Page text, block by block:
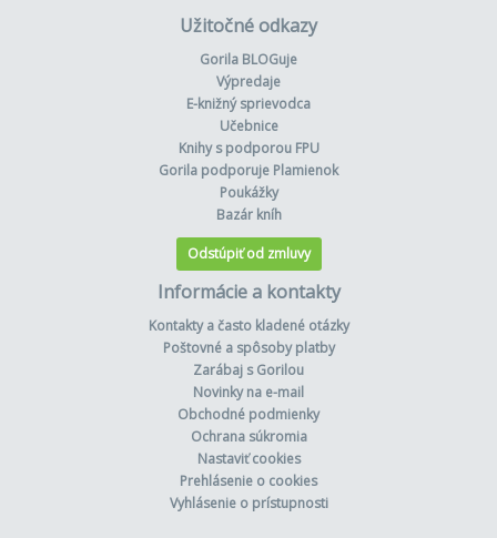
Užitočné odkazy
Gorila BLOGuje
Výpredaje
E-knižný sprievodca
Učebnice
Knihy s podporou FPU
Gorila podporuje Plamienok
Poukážky
Bazár kníh
Odstúpiť od zmluvy
Informácie a kontakty
Kontakty a často kladené otázky
Poštovné a spôsoby platby
Zarábaj s Gorilou
Novinky na e-mail
Obchodné podmienky
Ochrana súkromia
Nastaviť cookies
Prehlásenie o cookies
Vyhlásenie o prístupnosti